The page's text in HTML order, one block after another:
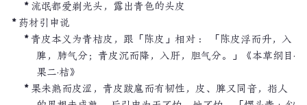
流氓都爱剃光头，露出青色的头皮
药材引申说
青皮本义为青桔皮，跟「陈皮」相对 ： 「陈皮浮而升，入
脾，肺气分；青皮沉而降，入肝，胆气分。」《本草纲目·
果二·桔》
果未熟而皮涩，青皮跋扈而有韧性，皮、脾又同音，指人